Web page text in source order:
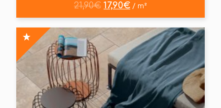
21,90€ 17,90€ / m²